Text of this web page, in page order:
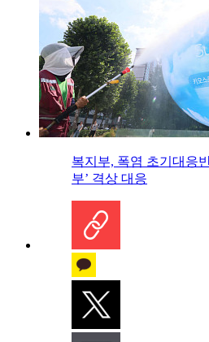
복지부, 폭염 초기대응
부’ 격상 대응